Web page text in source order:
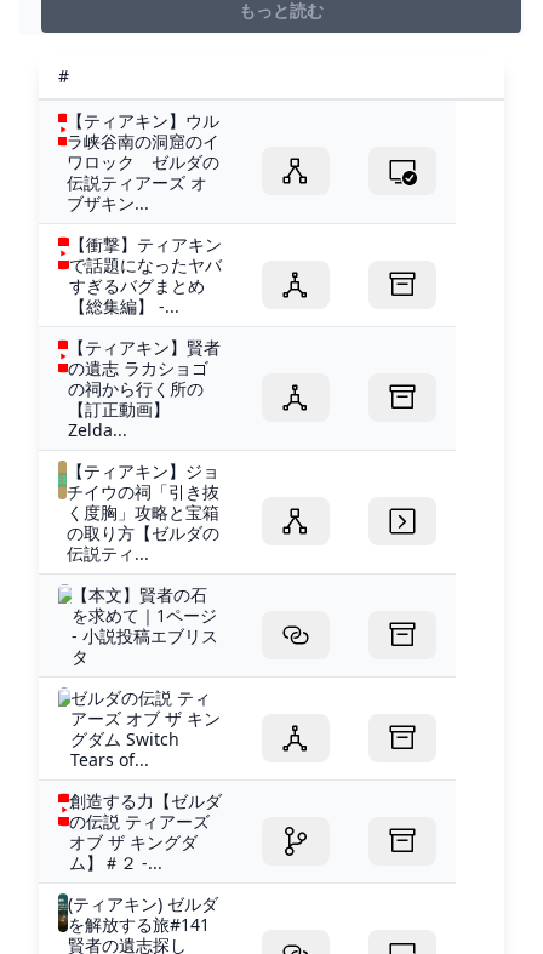
もっと読む
#
【ティアキン】ウル
ラ峡谷南の洞窟のイ
ワロック ゼルダの
伝説ティアーズ オ
ブザキン...
【衝撃】ティアキン
で話題になったヤバ
すぎるバグまとめ
【総集編】 -...
【ティアキン】賢者
の遺志 ラカショゴ
の祠から行く所の
【訂正動画】
Zelda...
【ティアキン】ジョ
チイウの祠「引き抜
く度胸」攻略と宝箱
の取り方【ゼルダの
伝説ティ...
【本文】賢者の石
を求めて｜1ページ
- 小説投稿エブリス
タ
ゼルダの伝説 ティ
アーズ オブ ザ キン
グダム Switch
Tears of...
創造する力【ゼルダ
の伝説 ティアーズ
オブ ザ キングダ
ム】＃２ -...
(ティアキン) ゼルダ
を解放する旅#141
賢者の遺志探し